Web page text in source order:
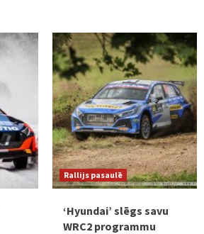
Rallijs pasaulē
‘Hyundai’ slēgs savu
WRC2 programmu